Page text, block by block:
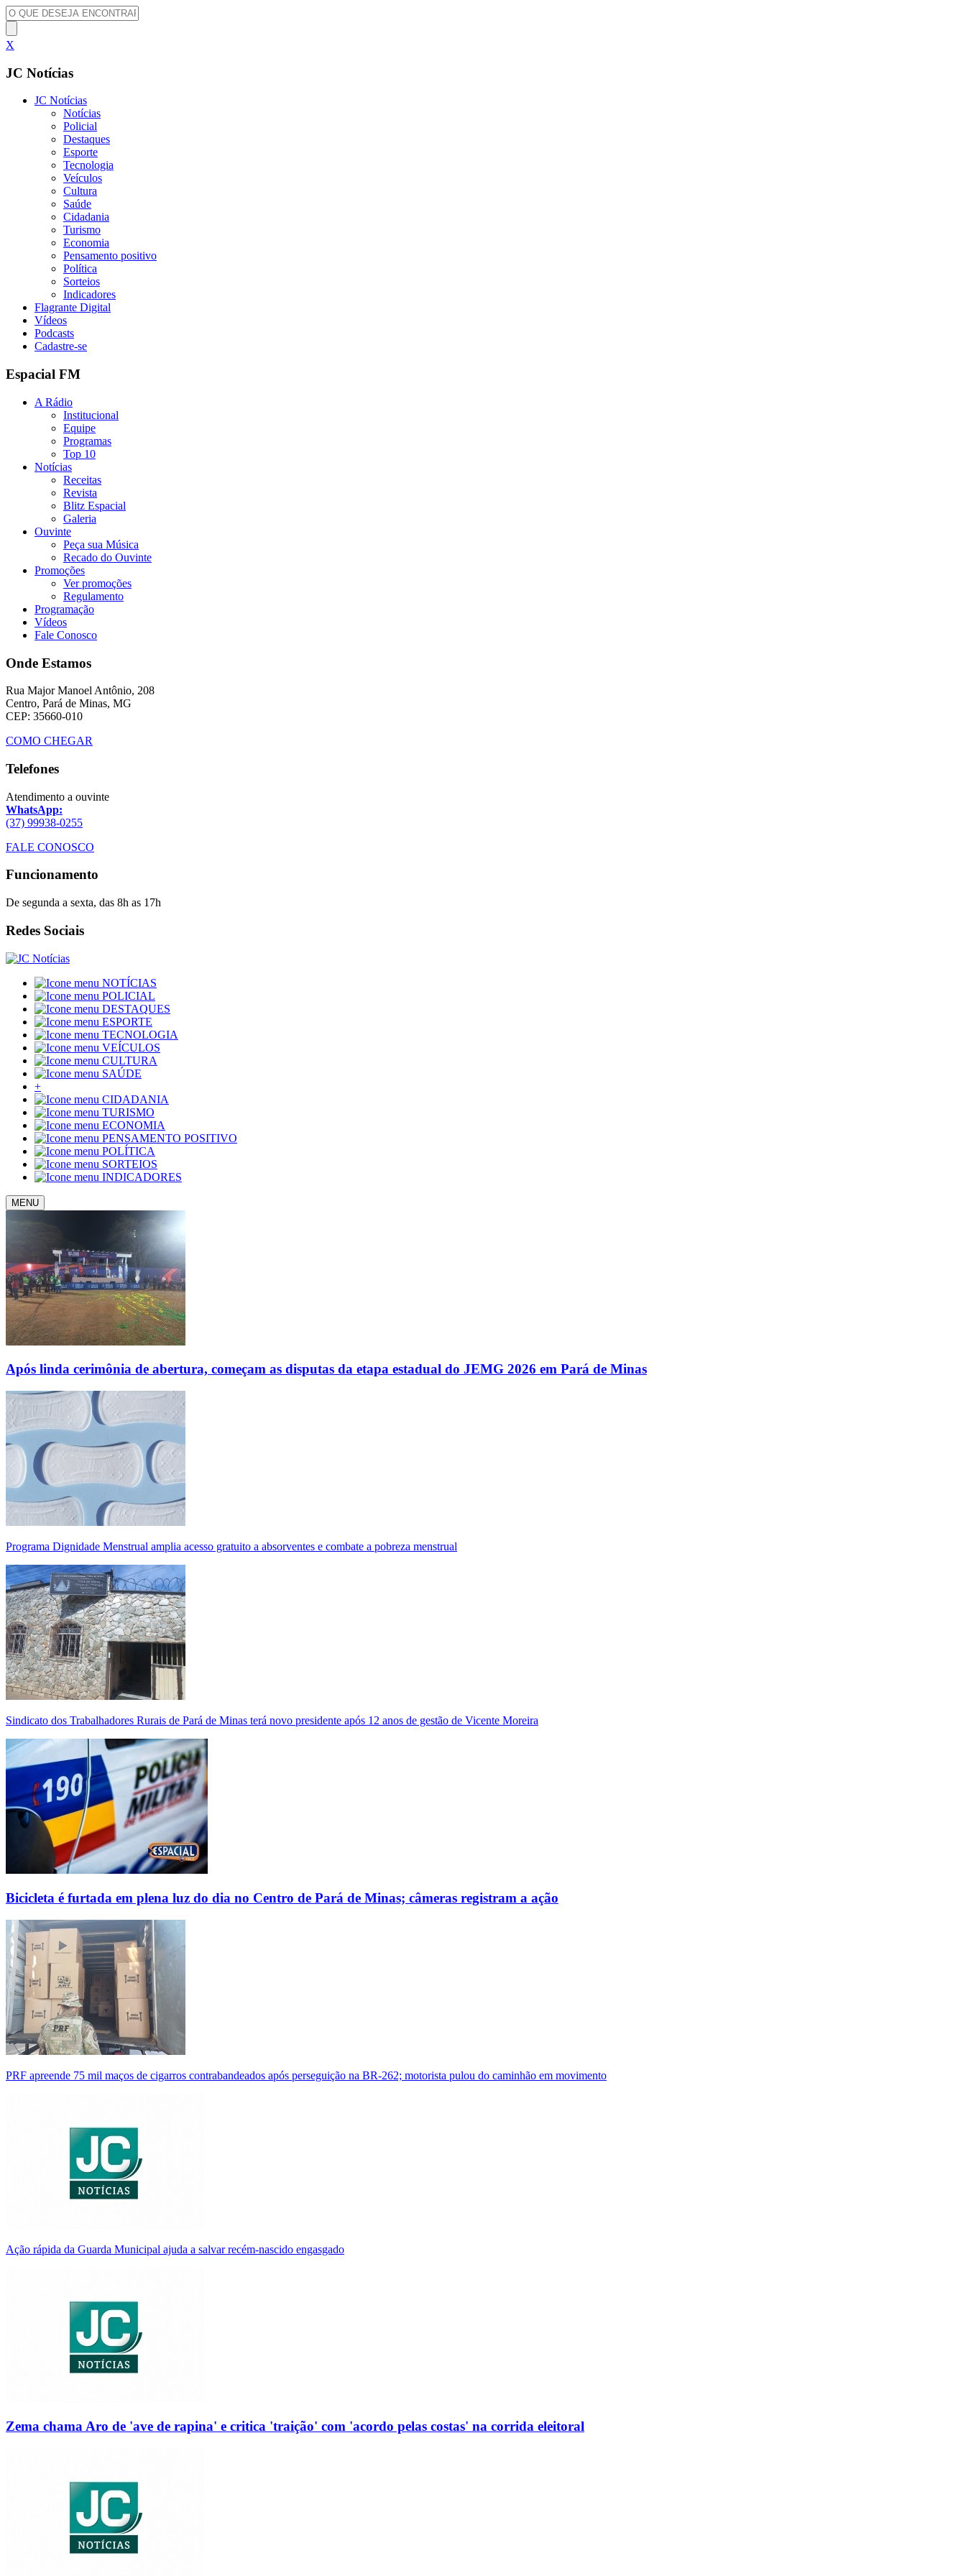
X
JC Notícias
JC Notícias
Notícias
Policial
Destaques
Esporte
Tecnologia
Veículos
Cultura
Saúde
Cidadania
Turismo
Economia
Pensamento positivo
Política
Sorteios
Indicadores
Flagrante Digital
Vídeos
Podcasts
Cadastre-se
Espacial FM
A Rádio
Institucional
Equipe
Programas
Top 10
Notícias
Receitas
Revista
Blitz Espacial
Galeria
Ouvinte
Peça sua Música
Recado do Ouvinte
Promoções
Ver promoções
Regulamento
Programação
Vídeos
Fale Conosco
Onde Estamos
Rua Major Manoel Antônio, 208
Centro, Pará de Minas, MG
CEP: 35660-010
COMO CHEGAR
Telefones
Atendimento a ouvinte
WhatsApp:
(37) 99938-0255
FALE CONOSCO
Funcionamento
De segunda a sexta, das 8h as 17h
Redes Sociais
NOTÍCIAS
POLICIAL
DESTAQUES
ESPORTE
TECNOLOGIA
VEÍCULOS
CULTURA
SAÚDE
+
CIDADANIA
TURISMO
ECONOMIA
PENSAMENTO POSITIVO
POLÍTICA
SORTEIOS
INDICADORES
MENU
Após linda cerimônia de abertura, começam as disputas da etapa estadual do JEMG 2026 em Pará de Minas
Programa Dignidade Menstrual amplia acesso gratuito a absorventes e combate a pobreza menstrual
Sindicato dos Trabalhadores Rurais de Pará de Minas terá novo presidente após 12 anos de gestão de Vicente Moreira
Bicicleta é furtada em plena luz do dia no Centro de Pará de Minas; câmeras registram a ação
PRF apreende 75 mil maços de cigarros contrabandeados após perseguição na BR-262; motorista pulou do caminhão em movimento
Ação rápida da Guarda Municipal ajuda a salvar recém-nascido engasgado
Zema chama Aro de 'ave de rapina' e critica 'traição' com 'acordo pelas costas' na corrida eleitoral